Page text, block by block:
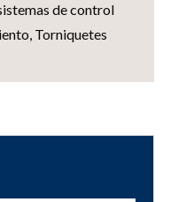
de control
, Torniquetes